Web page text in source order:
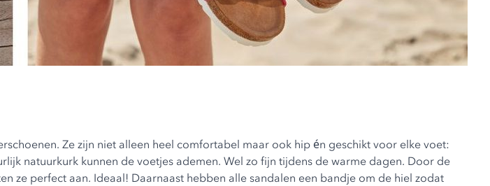
. Ze zijn niet alleen heel comfortabel maar ook hip én geschikt voor elke voet:
natuurkurk kunnen de voetjes ademen. Wel zo fijn tijdens de warme dagen. Door de
ze perfect aan. Ideaal! Daarnaast hebben alle sandalen een bandje om de hiel zodat